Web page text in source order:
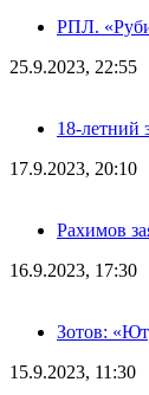
РПЛ.
25.9.2023, 22:55
18-летний
17.9.2023, 20:10
Рахимов
16.9.2023, 17:30
Зотов:
15.9.2023, 11:30